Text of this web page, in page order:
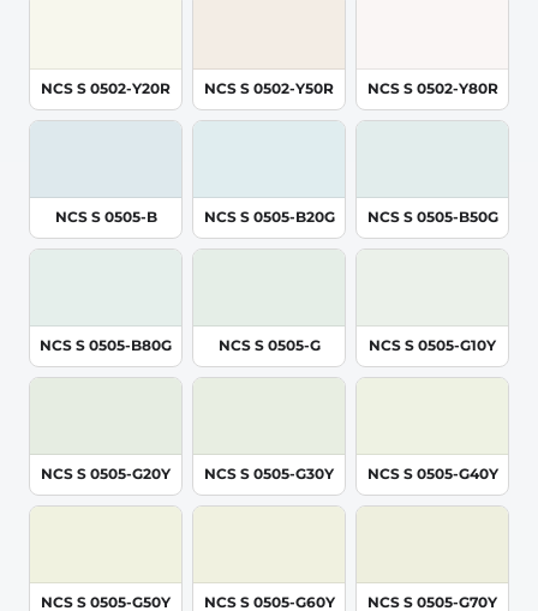
NCS S 0502-Y20R NCS S 0502-Y50R NCS S 0502-Y80R
NCS S 0505-B NCS S 0505-B20G NCS S 0505-B50G
NCS S 0505-B80G NCS S 0505-G NCS S 0505-G10Y
NCS S 0505-G20Y NCS S 0505-G30Y NCS S 0505-G40Y
NCS S 0505-G50Y NCS S 0505-G60Y NCS S 0505-G70Y